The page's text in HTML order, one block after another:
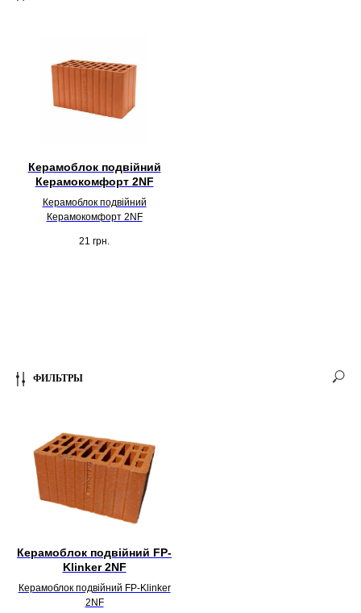
Керамоблок подвійний
Керамокомфорт 2NF
Керамоблок подвійний
Керамокомфорт 2NF
21 грн.
ФИЛЬТРЫ
Керамоблок подвійний FP-
Klinker 2NF
Керамоблок подвійний FP-Klinker
2NF